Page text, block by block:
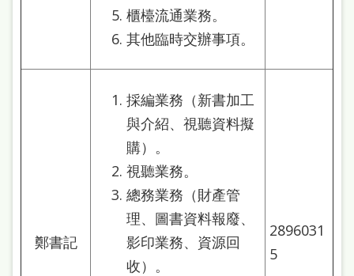
櫃檯流通業務。
其他臨時交辦事項。
鄭書記
採編業務（新書加工
與介紹、視聽資料擬
購）。
視聽業務。
總務業務（財產管
理、圖書資料報廢、
影印業務、資源回
收）。
2896031
5